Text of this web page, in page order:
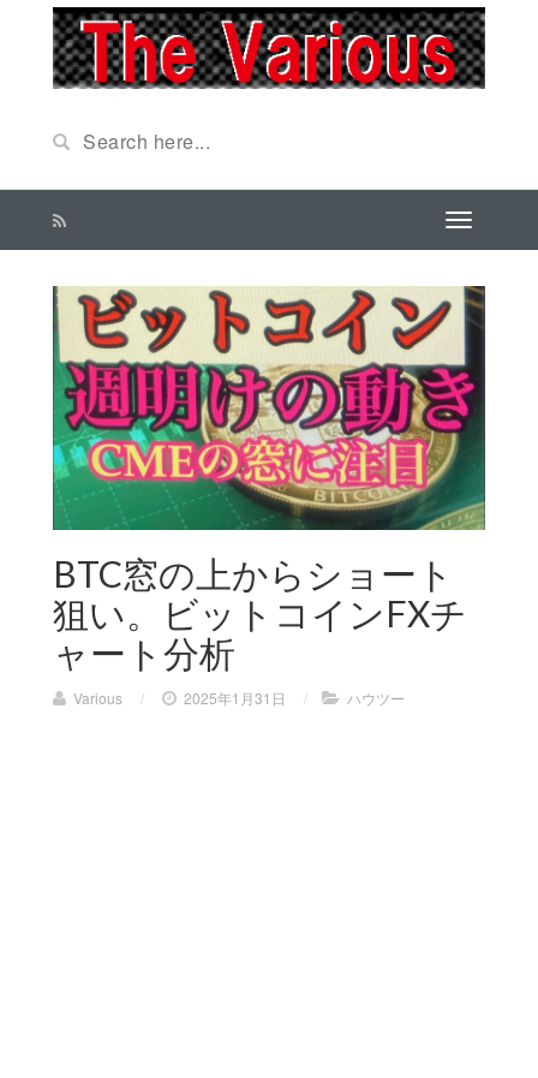
BTC窓の上からショート
狙い。ビットコインFXチ
ャート分析
Various / 2025年1月31日 / ハウツー